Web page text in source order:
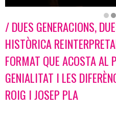
Diapositiva 2 de 4: Pla per Roig |
/ DUES GENERACIONS,
HISTÒRICA
FORMAT QUE ACOSTA AL
GENIALITAT I LES
ROIG I JOSEP PLA